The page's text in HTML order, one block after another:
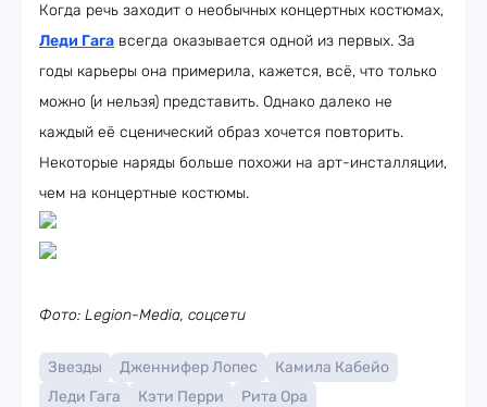
Когда речь заходит о необычных концертных костюмах,
Леди Гага всегда оказывается одной из первых. За
годы карьеры она примерила, кажется, всё, что только
можно (и нельзя) представить. Однако далеко не
каждый её сценический образ хочется повторить.
Некоторые наряды больше похожи на арт-инсталляции,
чем на концертные костюмы.
Фото: Legion-Media, соцсети
Звезды Дженнифер Лопес
Камила Кабейо
Леди Гага
Кэти Перри Рита Ора